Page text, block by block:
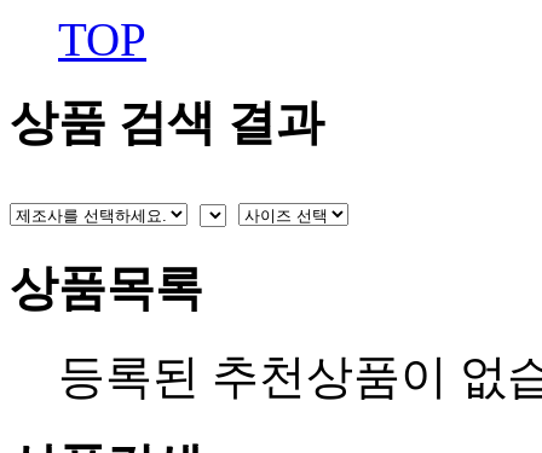
TOP
상품 검색 결과
상품목록
등록된 추천상품이 없